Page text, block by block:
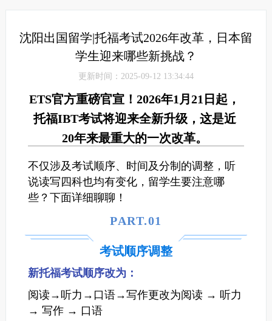
沈阳出国留学|托福考试2026年改革，日本留
学生迎来哪些新挑战？
更新时间：2025-09-12 13:34:44
ETS官方重磅官宣！2026年1月21日起，
托福IBT考试将迎来全新升级，这是近
20年来最重大的一次改革。
不仅涉及考试顺序、时间及分制的调整，听
说读写四科也均有变化，留学生要注意哪
些？下面详细聊聊！
PART.01
考试顺序调整
新托福考试顺序改为：
阅读→听力→口语→写作更改为阅读 → 听力
→ 写作 → 口语